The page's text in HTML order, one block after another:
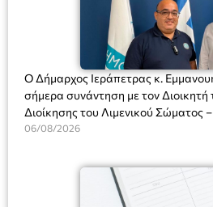
Ο Δήμαρχος Ιεράπετρας κ.
σήμερα συνάντηση με τον Διοικητή
Διοίκησης του Λιμενικού Σώματος
Ακτοφυλακής (Λ.Σ.-ΕΛ.ΑΚΤ.),
06/08/2026